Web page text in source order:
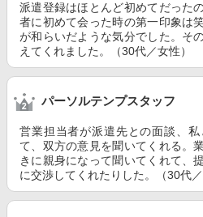
派遣登録はほとんど初めてだった
者に初めて会った時の第一印象は
が和らいだような気分でした。そ
えてくれました。（30代／女性）
パーソルテンプスタッフ
営業担当者が派遣先との面談、
て、双方の意見を聞いてくれる。
きに親身になって聞いてくれて、
に交渉してくれたりした。（30代／